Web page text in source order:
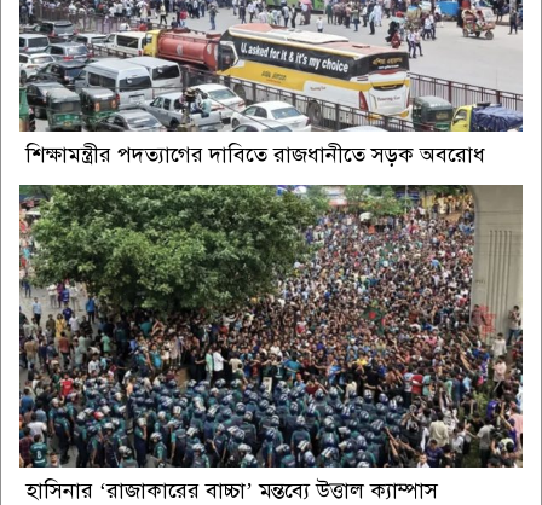
শিক্ষামন্ত্রীর পদত্যাগের দাবিতে রাজধানীতে সড়ক অবরোধ
হাসিনার ‘রাজাকারের বাচ্চা’ মন্তব্যে উত্তাল ক্যাম্পাস